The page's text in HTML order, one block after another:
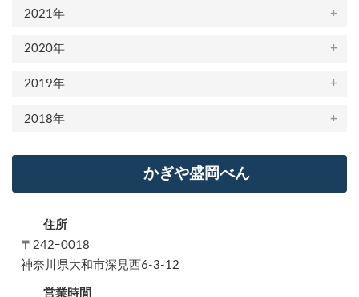
2021年
2020年
2019年
2018年
かぎや盛岡べん
住所
〒242ｰ0018
神奈川県大和市深見西6-3-12
営業時間